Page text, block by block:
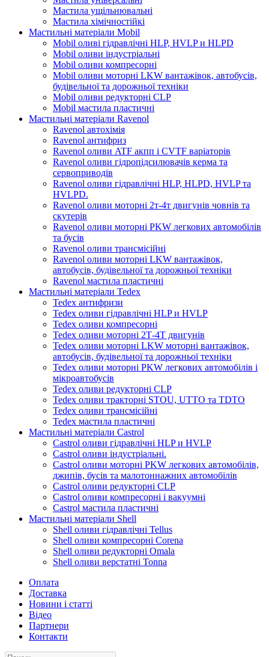
Мастила ущільнювальні
Мастила хімічностійкі
Мастильні матеріали Mobil
Mobil оливі гідравлічні HLP, HVLP и HLPD
Mobil оливи індустріальні
Mobil оливи компресорні
Mobil оливи моторні LKW вантажівок, автобусів,
будівельної та дорожньої техніки
Mobil оливи редукторні CLP
Mobil мастила пластичні
Мастильні матеріали Ravenol
Ravenol автохімія
Ravenol антифриз
Ravenol оливи ATF акпп і CVTF варіаторів
Ravenol оливи гідропідсилювачів керма та
сервоприводів
Ravenol оливи гідравлічні HLP, HLPD, HVLP та
HVLPD.
Ravenol оливи моторні 2т-4т двигунів човнів та
скутерів
Ravenol оливи моторні PKW легкових автомобілів
та бусів
Ravenol оливи трансмісійні
Ravenol оливи моторні LKW вантажівок,
автобусів, будівельної та дорожньої техніки
Ravenol мастила пластичні
Мастильні матеріали Tedex
Tedex антифризи
Tedex оливи гідравлічні HLP и HVLP
Tedex оливи компресорні
Tedex оливи моторні 2Т-4Т двигунів
Tedex оливи моторні LKW моторні вантажівок,
автобусів, будівельної та дорожньої техніки
Tedex оливи моторні PKW легкових автомобілів і
мікроавтобусів
Tedex оливи редукторні CLP
Tedex оливи тракторні STOU, UTTO та TDTO
Tedex оливи трансмісійні
Tedex мастила пластичні
Мастильні матеріали Castrol
Castrol оливи гідравлічні HLP и HVLP
Castrol оливи індустріальні.
Castrol оливи моторні PKW легкових автомобілів,
джипів, бусів та малотоннажних автомобілів
Castrol оливи редукторні CLP
Castrol оливи компресорні і вакуумні
Castrol мастила пластичні
Мастильні матеріали Shell
Shell оливи гідравлічні Tellus
Shell оливи компресорні Corena
Shell оливи редукторні Omala
Shell оливи верстатні Tonna
Оплата
Доставка
Новини і статті
Відео
Партнери
Контакти